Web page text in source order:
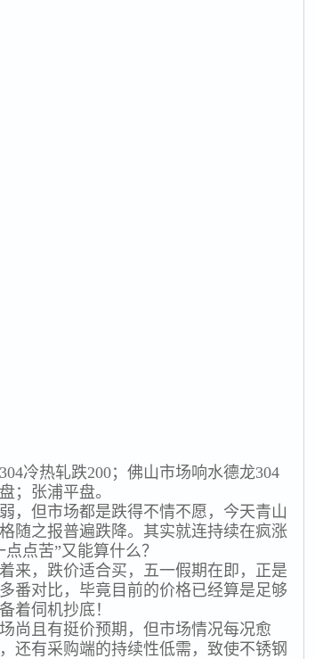
冷热轧跌200；佛山市场响水德龙304
；张浦平盘。
，但市场都是跌得不情不愿，今天青山
随之报普遍跌降。其实就连持续在疯涨
点苦”又能算什么？
来，跌价适合买，五一假期在即，正是
番对比，毕竟目前的价格已经算是足够
着伺机抄底！
尚且有挺价预期，但市场情况每况愈
还有采购端的持续性低需，致使不锈钢